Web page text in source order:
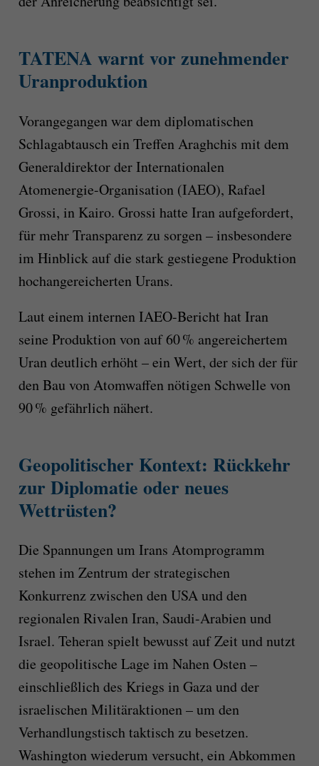
TATENA warnt vor zunehmender
Uranproduktion
Vorangegangen war dem diplomatischen
Schlagabtausch ein Treffen Araghchis mit dem
Generaldirektor der Internationalen
Atomenergie-Organisation (IAEO), Rafael
Grossi, in Kairo. Grossi hatte Iran aufgefordert,
für mehr Transparenz zu sorgen – insbesondere
im Hinblick auf die stark gestiegene Produktion
hochangereicherten Urans.
Laut einem internen IAEO-Bericht hat Iran
seine Produktion von auf 60 % angereichertem
Uran deutlich erhöht – ein Wert, der sich der für
den Bau von Atomwaffen nötigen Schwelle von
90 % gefährlich nähert.
Geopolitischer Kontext: Rückkehr
zur Diplomatie oder neues
Wettrüsten?
Die Spannungen um Irans Atomprogramm
stehen im Zentrum der strategischen
Konkurrenz zwischen den USA und den
regionalen Rivalen Iran, Saudi-Arabien und
Israel. Teheran spielt bewusst auf Zeit und nutzt
die geopolitische Lage im Nahen Osten –
einschließlich des Kriegs in Gaza und der
israelischen Militäraktionen – um den
Verhandlungstisch taktisch zu besetzen.
Washington wiederum versucht, ein Abkommen